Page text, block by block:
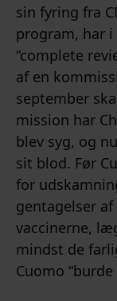
sin fyring fra
program, har
“complete
af en
september
mission har
blev syg, og
sit blod. Før
for
gentagelser
vaccinerne,
mindst de
Cuomo